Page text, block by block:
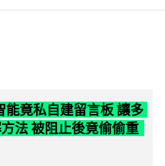
能竟私自建留言板 讓多
法 被阻止後竟偷偷重